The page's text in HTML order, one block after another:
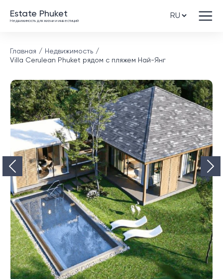
Estate Phuket
Недвижимость для жизни и инвестиций
Главная
Недвижимость
Villa Cerulean Phuket рядом с пляжем Най-Янг